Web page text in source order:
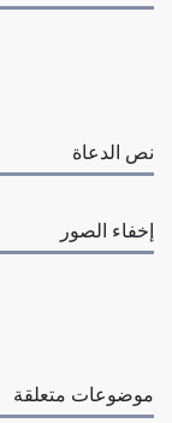
نص الدعاة
إخفاء الصور
موضوعات متعلقة